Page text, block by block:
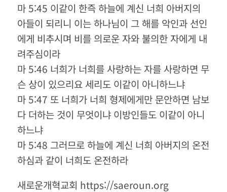
마 5:45 이같이 한즉 하늘에 계신 너희 아버지의
아들이 되리니 이는 하나님이 그 해를 악인과 선인
에게 비추시며 비를 의로운 자와 불의한 자에게 내
려주심이라
마 5:46 너희가 너희를 사랑하는 자를 사랑하면 무
슨 상이 있으리요 세리도 이같이 아니하느냐
마 5:47 또 너희가 너희 형제에게만 문안하면 남보
다 더하는 것이 무엇이냐 이방인들도 이같이 아니
하느냐
마 5:48 그러므로 하늘에 계신 너희 아버지의 온전
하심과 같이 너희도 온전하라
새로운개혁교회 https://saeroun.org